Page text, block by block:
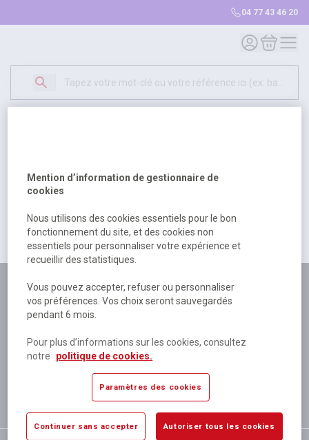
04 77 43 46 20
Mon compte
Mon
500
excuser pour la gêne occasionée.
Retour Retour à l'accueil
Plus de 180 personnes
à votre écoute
Plus de 80 000 références
disponibles
Expédition le jour même
si validation avant 12h
satisfaction totale
Mention d’information de gestionnaire de
cookies
Nous utilisons des cookies essentiels pour le bon
fonctionnement du site, et des cookies non
essentiels pour personnaliser votre expérience et
recueillir des statistiques.
Vous pouvez accepter, refuser ou personnaliser
vos préférences. Vos choix seront sauvegardés
pendant 6 mois.
Pour plus d’informations sur les cookies, consultez
notre
politique de cookies.
Paramètres des cookies
Continuer sans accepter Autoriser tous les cookies